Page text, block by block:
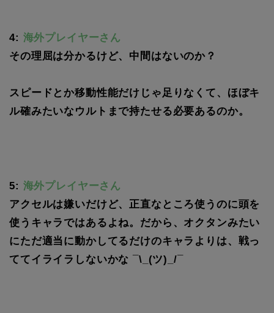
4: 海外プレイヤーさん
その理屈は分かるけど、中間はないのか？
スピードとか移動性能だけじゃ足りなくて、ほぼキ
ル確みたいなウルトまで持たせる必要あるのか。
5: 海外プレイヤーさん
アクセルは嫌いだけど、正直なところ使うのに頭を
使うキャラではあるよね。だから、オクタンみたい
にただ適当に動かしてるだけのキャラよりは、戦っ
ててイライラしないかな ¯\_(ツ)_/¯